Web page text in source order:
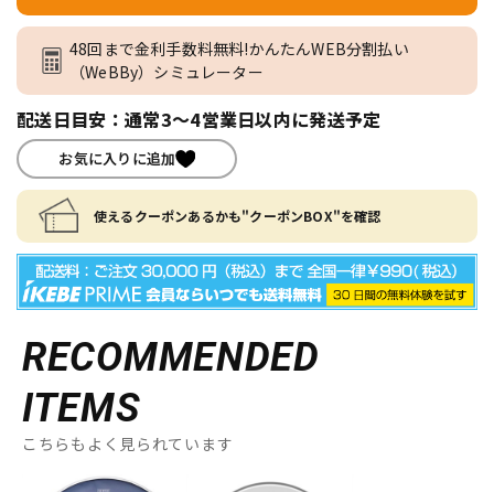
48回まで金利手数料無料!かんたんWEB分割払い
（WeBBy）シミュレーター
配送日目安：通常3～4営業日以内に発送予定
お気に入りに追加
使えるクーポンあるかも"クーポンBOX"を確認
RECOMMENDED
ITEMS
こちらもよく見られています